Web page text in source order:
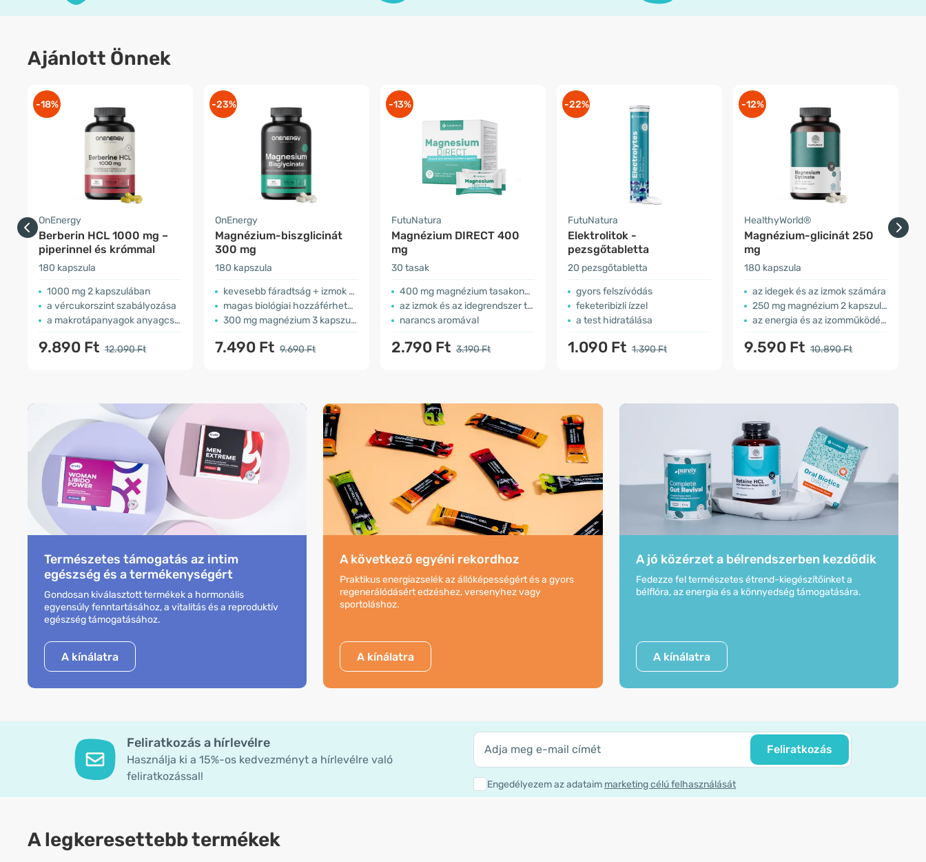
Ajánlott Önnek
-18%
OnEnergy
Berberin HCL 1000 mg –
piperinnel és krómmal
180 kapszula
1000 mg 2 kapszulában
a vércukorszint szabályozása
a makrotápanyagok anyagcseréje
9.890 Ft 12.090 Ft
-23%
OnEnergy
Magnézium-biszglicinát
300 mg
180 kapszula
kevesebb fáradtság + izmok + idegek
magas biológiai hozzáférhetőség
300 mg magnézium 3 kapszulában
7.490 Ft 9.690 Ft
-13%
FutuNatura
Magnézium DIRECT 400
mg
30 tasak
400 mg magnézium tasakonként
az izmok és az idegrendszer támogatására
narancs aromával
2.790 Ft 3.190 Ft
-22%
FutuNatura
Elektrolitok -
pezsgőtabletta
20 pezsgőtabletta
gyors felszívódás
feketeribizli ízzel
a test hidratálása
1.090 Ft 1.390 Ft
-12%
HealthyWorld®
Magnézium-glicinát 250
mg
180 kapszula
az idegek és az izmok számára
250 mg magnézium 2 kapszulában
az energia és az izomműködés érdekében
9.590 Ft 10.890 Ft
Természetes támogatás az intim
egészség és a termékenységért
Gondosan kiválasztott termékek a hormonális
egyensúly fenntartásához, a vitalitás és a reproduktív
egészség támogatásához.
A kínálatra
A következő egyéni rekordhoz
Praktikus energiazselék az állóképességért és a gyors
regenerálódásért edzéshez, versenyhez vagy
sportoláshoz.
A kínálatra
A jó közérzet a bélrendszerben kezdődik
Fedezze fel természetes étrend-kiegészítőinket a
bélflóra, az energia és a könnyedség támogatására.
A kínálatra
Feliratkozás a hírlevélre
Használja ki a 15%-os kedvezményt a hírlevélre való
feliratkozással!
Feliratkozás
Engedélyezem az adataim marketing célú felhasználását
A legkeresettebb termékek